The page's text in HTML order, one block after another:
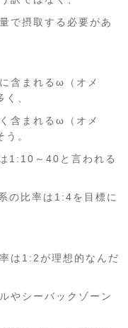
で摂取する必要があ
含まれるω（オメ
、
含まれるω（オメ
。
1:10～40と言われる
の比率は1:4を目標に
は1:2が理想的なんだ
やシーバックゾーン